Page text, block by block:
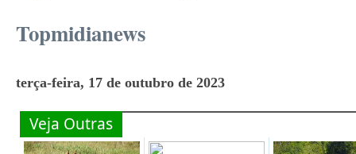
Topmidianews
terça-feira, 17 de outubro de 2023
Veja Outras